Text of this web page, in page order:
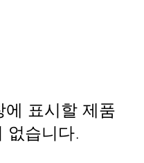
에 표시할 제품
없습니다.